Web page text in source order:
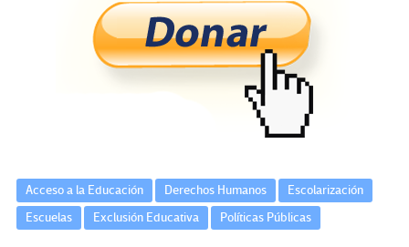
tt
er
gr
a
m
ke
dI
n
ail m
p
ar
tir
Acceso a la Educación Derechos Humanos
Escolarización
Escuelas
Exclusión Educativa Políticas Públicas